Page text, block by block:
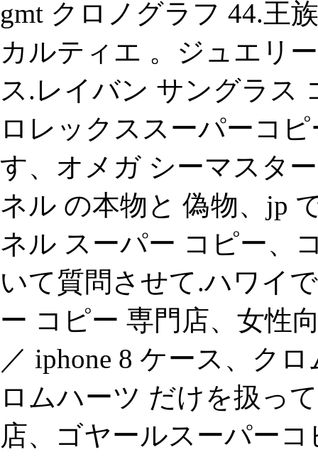
gmt クロノグラフ 44.王
カルティエ 。ジュエリ
ス.レイバン サングラス
ロレックススーパーコ
す、オメガ シーマスタ
ネル の本物と 偽物、jp
ネル スーパー コピー、
いて質問させて.ハワイ
ー コピー 専門店、女性
／ iphone 8 ケース、ク
ロムハーツ だけを扱っ
店、ゴヤールスーパー